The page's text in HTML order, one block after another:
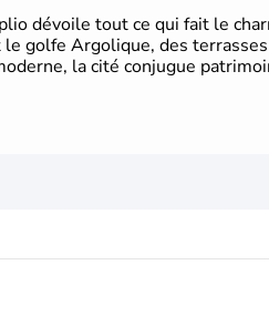
dévoile tout ce qui fait le
golfe Argolique, des
la cité conjugue